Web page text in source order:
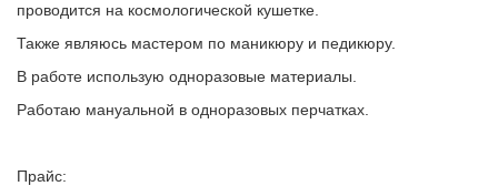
проводится на космологической кушетке.
Также являюсь мастером по маникюру и педикюру.
В работе использую одноразовые материалы.
Работаю мануальной в одноразовых перчатках.
Прайс: